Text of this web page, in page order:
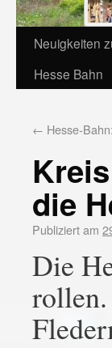
Neuigkeiten
Hesse Bahn
← Hesse-
die
Publiziert am
Die